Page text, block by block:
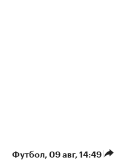
Футбол⁠, 09 авг, 14:49